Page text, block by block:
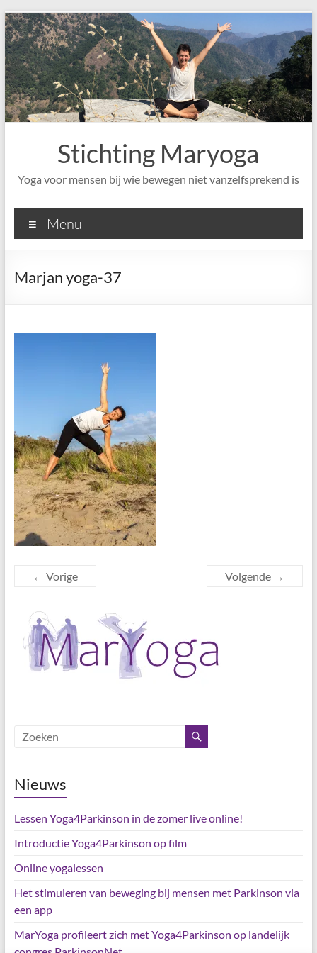
Ga
naar
de
inhoud
Stichting Maryoga
Yoga voor mensen bij wie bewegen niet vanzelfsprekend is
Menu
Marjan yoga-37
← Vorige Volgende →
Nieuws
Lessen Yoga4Parkinson in de zomer live online!
Introductie Yoga4Parkinson op film
Online yogalessen
Het stimuleren van beweging bij mensen met Parkinson via
een app
MarYoga profileert zich met Yoga4Parkinson op landelijk